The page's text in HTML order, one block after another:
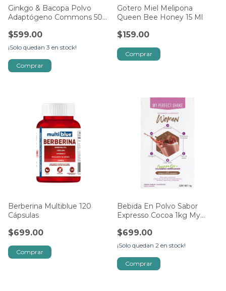
Ginkgo & Bacopa Polvo
Adaptógeno Commons 50
$599.00
¡Solo quedan 3 en stock!
Gotero Miel Melipona
Queen Bee Honey 15 Ml
$159.00
Berberina Multiblue 120
Cápsulas
$699.00
Bebida En Polvo Sabor
Expresso Cocoa 1kg My
$699.00
¡Solo quedan 2 en stock!